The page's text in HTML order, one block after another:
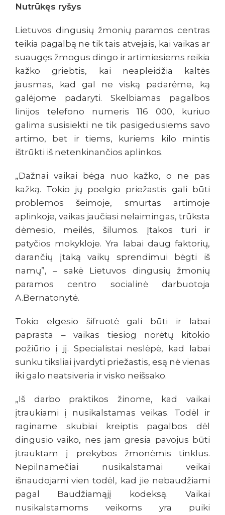
Nutrūkęs ryšys
Lietuvos dingusių žmonių paramos centras
teikia pagalbą ne tik tais atvejais, kai vaikas ar
suaugęs žmogus dingo ir artimiesiems reikia
kažko griebtis, kai neapleidžia kaltės
jausmas, kad gal ne viską padarėme, ką
galėjome padaryti. Skelbiamas pagalbos
linijos telefono numeris 116 000, kuriuo
galima susisiekti ne tik pasigedusiems savo
artimo, bet ir tiems, kuriems kilo mintis
ištrūkti iš netenkinančios aplinkos.
„Dažnai vaikai bėga nuo kažko, o ne pas
kažką. Tokio jų poelgio priežastis gali būti
problemos šeimoje, smurtas artimoje
aplinkoje, vaikas jaučiasi nelaimingas, trūksta
dėmesio, meilės, šilumos. Įtakos turi ir
patyčios mokykloje. Yra labai daug faktorių,
darančių įtaką vaikų sprendimui bėgti iš
namų”, – sakė Lietuvos dingusių žmonių
paramos centro socialinė darbuotoja
A.Bernatonytė.
Tokio elgesio šifruotė gali būti ir labai
paprasta – vaikas tiesiog norėtų kitokio
požiūrio į jį. Specialistai neslėpė, kad labai
sunku tiksliai įvardyti priežastis, esą nė vienas
iki galo neatsiveria ir visko neišsako.
„Iš darbo praktikos žinome, kad vaikai
įtraukiami į nusikalstamas veikas. Todėl ir
raginame skubiai kreiptis pagalbos dėl
dingusio vaiko, nes jam gresia pavojus būti
įtrauktam į prekybos žmonėmis tinklus.
Nepilnamečiai nusikalstamai veikai
išnaudojami vien todėl, kad jie nebaudžiami
pagal Baudžiamąjį kodeksą. Vaikai
nusikalstamoms veikoms yra puiki